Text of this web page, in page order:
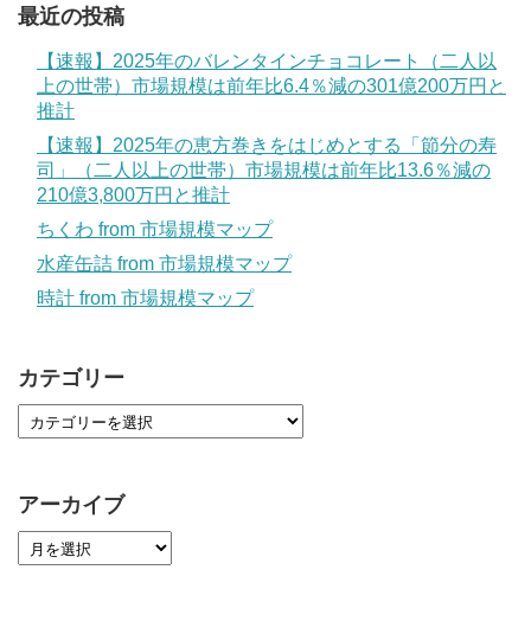
最近の投稿
【速報】2025年のバレンタインチョコレート（二人以
上の世帯）市場規模は前年比6.4％減の301億200万円と
推計
【速報】2025年の恵方巻きをはじめとする「節分の寿
司」（二人以上の世帯）市場規模は前年比13.6％減の
210億3,800万円と推計
ちくわ from 市場規模マップ
水産缶詰 from 市場規模マップ
時計 from 市場規模マップ
カテゴリー
アーカイブ